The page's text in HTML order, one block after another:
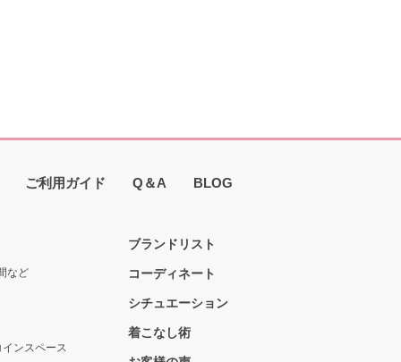
ご利用ガイド Q＆A BLOG
など
ンスペース
ブランドリスト
コーディネート
シチュエーション
着こなし術